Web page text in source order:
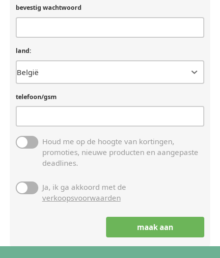
bevestig wachtwoord
land:
telefoon/gsm
Houd me op de hoogte van kortingen,
promoties, nieuwe producten en aangepaste
deadlines.
Ja, ik ga akkoord met de
verkoopsvoorwaarden